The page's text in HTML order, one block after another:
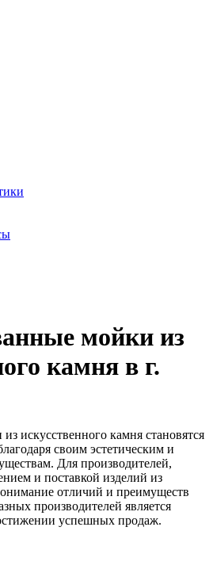
мойки из
камня в г.
искусственного камня становятся
своим эстетическим и
Для производителей,
и поставкой изделий из
отличий и преимуществ
производителей является
успешных продаж.